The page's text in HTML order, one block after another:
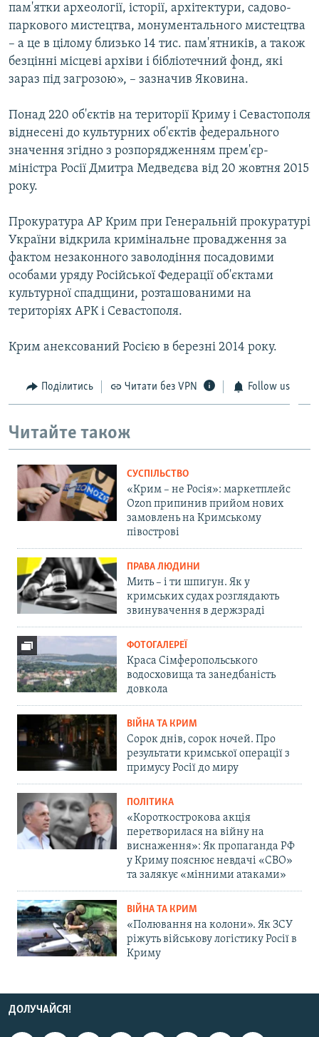
пам'ятки археології, історії, архітектури, садово-
паркового мистецтва, монументального мистецтва
– а це в цілому близько 14 тис. пам'ятників, а також
безцінні місцеві архіви і бібліотечний фонд, які
зараз під загрозою», – зазначив Яковина.
Понад 220 об'єктів на території Криму і Севастополя
віднесені до культурних об'єктів федерального
значення згідно з розпорядженням прем'єр-
міністра Росії Дмитра Медведєва від 20 жовтня 2015
року.
Прокуратура АР Крим при Генеральній прокуратурі
України відкрила кримінальне провадження за
фактом незаконного заволодіння посадовими
особами уряду Російської Федерації об'єктами
культурної спадщини, розташованими на
територіях АРК і Севастополя.
Крим анексований Росією в березні 2014 року.
Поділитись Читати без VPN Follow us
Читайте також
СУСПІЛЬСТВО
«Крим – не Росія»: маркетплейс
Ozon припинив прийом нових
замовлень на Кримському
півострові
ПРАВА ЛЮДИНИ
Мить – і ти шпигун. Як у
кримських судах розглядають
звинувачення в держзраді
ФОТОГАЛЕРЕЇ
Краса Сімферопольського
водосховища та занедбаність
довкола
ВІЙНА ТА КРИМ
Сорок днів, сорок ночей. Про
результати кримської операції з
примусу Росії до миру
ПОЛІТИКА
«Короткострокова акція
перетворилася на війну на
виснаження»: Як пропаганда РФ
у Криму пояснює невдачі «СВО»
та залякує «мінними атаками»
ВІЙНА ТА КРИМ
«Полювання на колони». Як ЗСУ
ріжуть військову логістику Росії в
Криму
ДОЛУЧАЙСЯ!